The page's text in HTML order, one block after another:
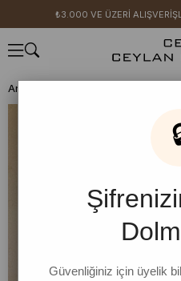
₺3.000 VE ÜZERİ
Anasayfa
Güvenliğiniz için üyelik